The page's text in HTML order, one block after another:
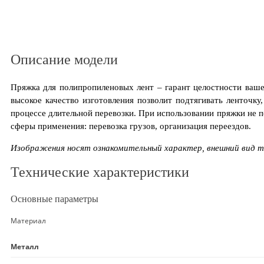
Описание модели
Пряжка для полипропиленовых лент – гарант целостности
высокое качество изготовления позволит подтягивать
процессе длительной перевозки. При использовании пряжки не
сферы применения: перевозка грузов, организация переездов.
Изображения носят ознакомительный характер, внешний
Технические характеристики
Основные параметры
Материал
Металл